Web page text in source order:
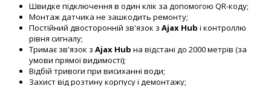
Швидке підключення в один клік за допомогою QR-коду;
Монтаж датчика не зашкодить ремонту;
Постійний двосторонній зв'язок з Ajax Hub і контроллю
рівня сигналу;
Тримає зв'язок з Ajax Hub на відстані до 2000 метрів (за
умови прямої видимості);
Відбій тривоги при висиханні води;
Захист від розтину корпусу і демонтажу;